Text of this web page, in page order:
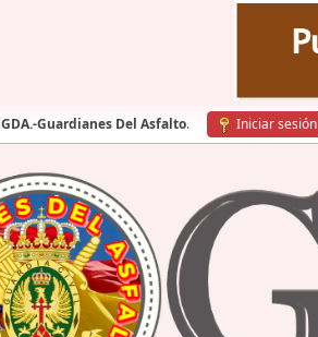
GDA.-Guardianes Del Asfalto. Iniciar sesión